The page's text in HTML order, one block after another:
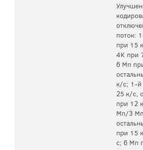
поток:
при 15
4K при
6 Мп
к/с; 1-й
25 к/с,
при 12
Мп/3
при 15
с; 6 Мп